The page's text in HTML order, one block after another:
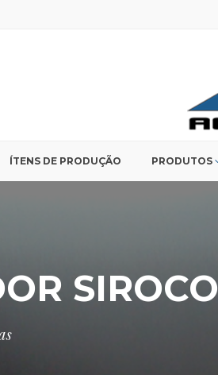
ÍTENS DE PRODUÇÃO PRODUTOS
SIROCO